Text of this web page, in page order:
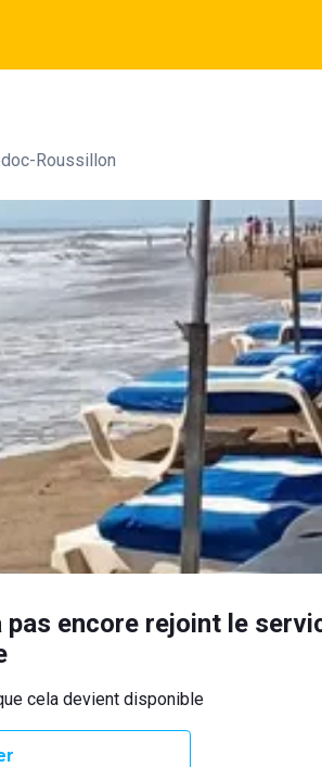
Roussillon
pas encore rejoint le
cela devient disponible